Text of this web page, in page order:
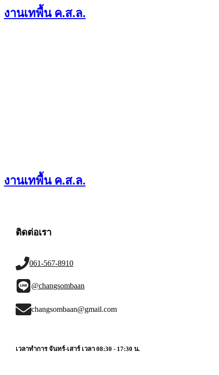
งานเทพื้น ค.ส.ล.
งานเทพื้น ค.ส.ล.
ติดต่อเรา
061-567-8910
@changsombaan
changsombaan@gmail.com
เวลาทำการ จันทร์-เสาร์ เวลา 08:30 - 17:30 น.